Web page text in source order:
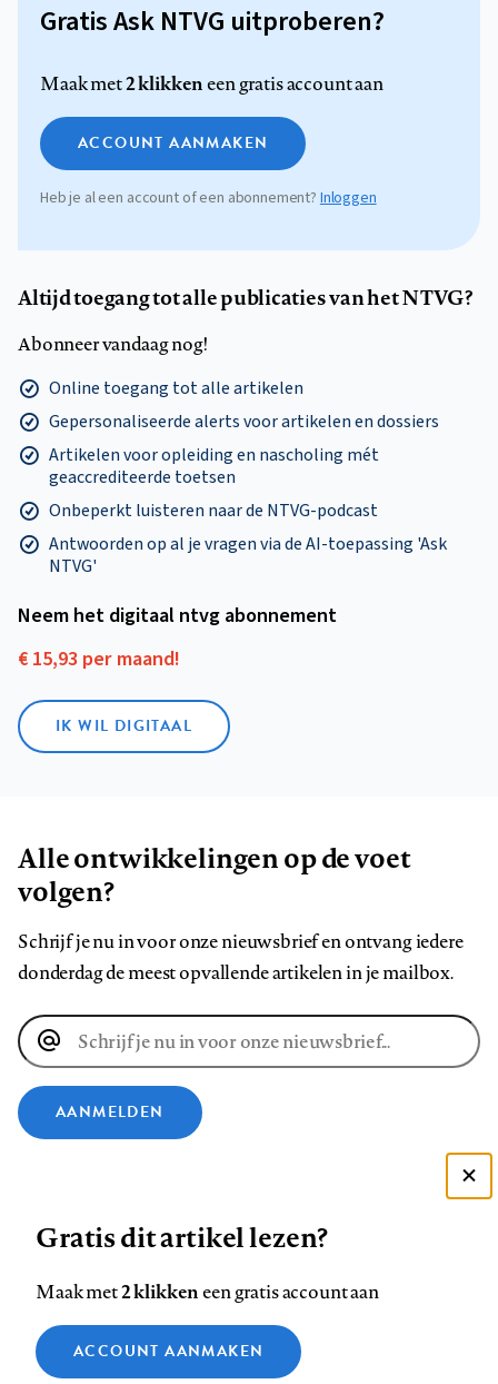
Gratis Ask NTVG uitproberen?
Maak met2 klikkeneen gratis account aan
ACCOUNT AANMAKEN
Heb je al een account of een abonnement?Inloggen
Altijd toegang tot alle publicaties van het NTVG?
Abonneer vandaag nog!
Online toegang tot alle artikelen
Gepersonaliseerde alerts voor artikelen en dossiers
Artikelen voor opleiding en nascholing mét
geaccrediteerde toetsen
Onbeperkt luisteren naar de NTVG-podcast
Antwoorden op al je vragen via de AI-toepassing 'Ask
NTVG'
Neem het digitaal ntvg abonnement
€ 15,93 per maand!
IK WIL DIGITAAL
Alle ontwikkelingen op de voet
volgen?
Schrijf je nu in voor onze nieuwsbrief en ontvang iedere
donderdag de meest opvallende artikelen in je mailbox.
E-
mailadres
AANMELDEN
ons
op
Facebook
ons
op
LinkedIn
ons
op
Bluesky
ons
op
Instagram
ons
op
YouTube
ons
Footer
Contact Colofon Disclaimer Privacy
Medische vragen verdienen
Zie onze cookie policy
Analytische cookies
Gratis dit artikel lezen?
Maak met2 klikkeneen gratis account aan
ACCOUNT AANMAKEN